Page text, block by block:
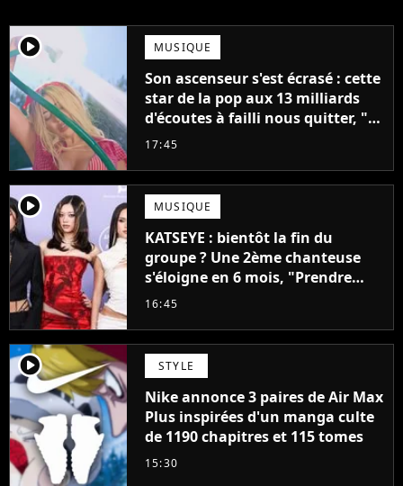
player2 MUSIQUE
Son ascenseur s'est écrasé : cette
star de la pop aux 13 milliards
d'écoutes à failli nous quitter, "Je
pensais ne plus jamais chanter"
17:45
player2 MUSIQUE
KATSEYE : bientôt la fin du
groupe ? Une 2ème chanteuse
s'éloigne en 6 mois, "Prendre
cette décision n’a pas été facile"
16:45
player2 STYLE
Nike annonce 3 paires de Air Max
Plus inspirées d'un manga culte
de 1190 chapitres et 115 tomes
15:30